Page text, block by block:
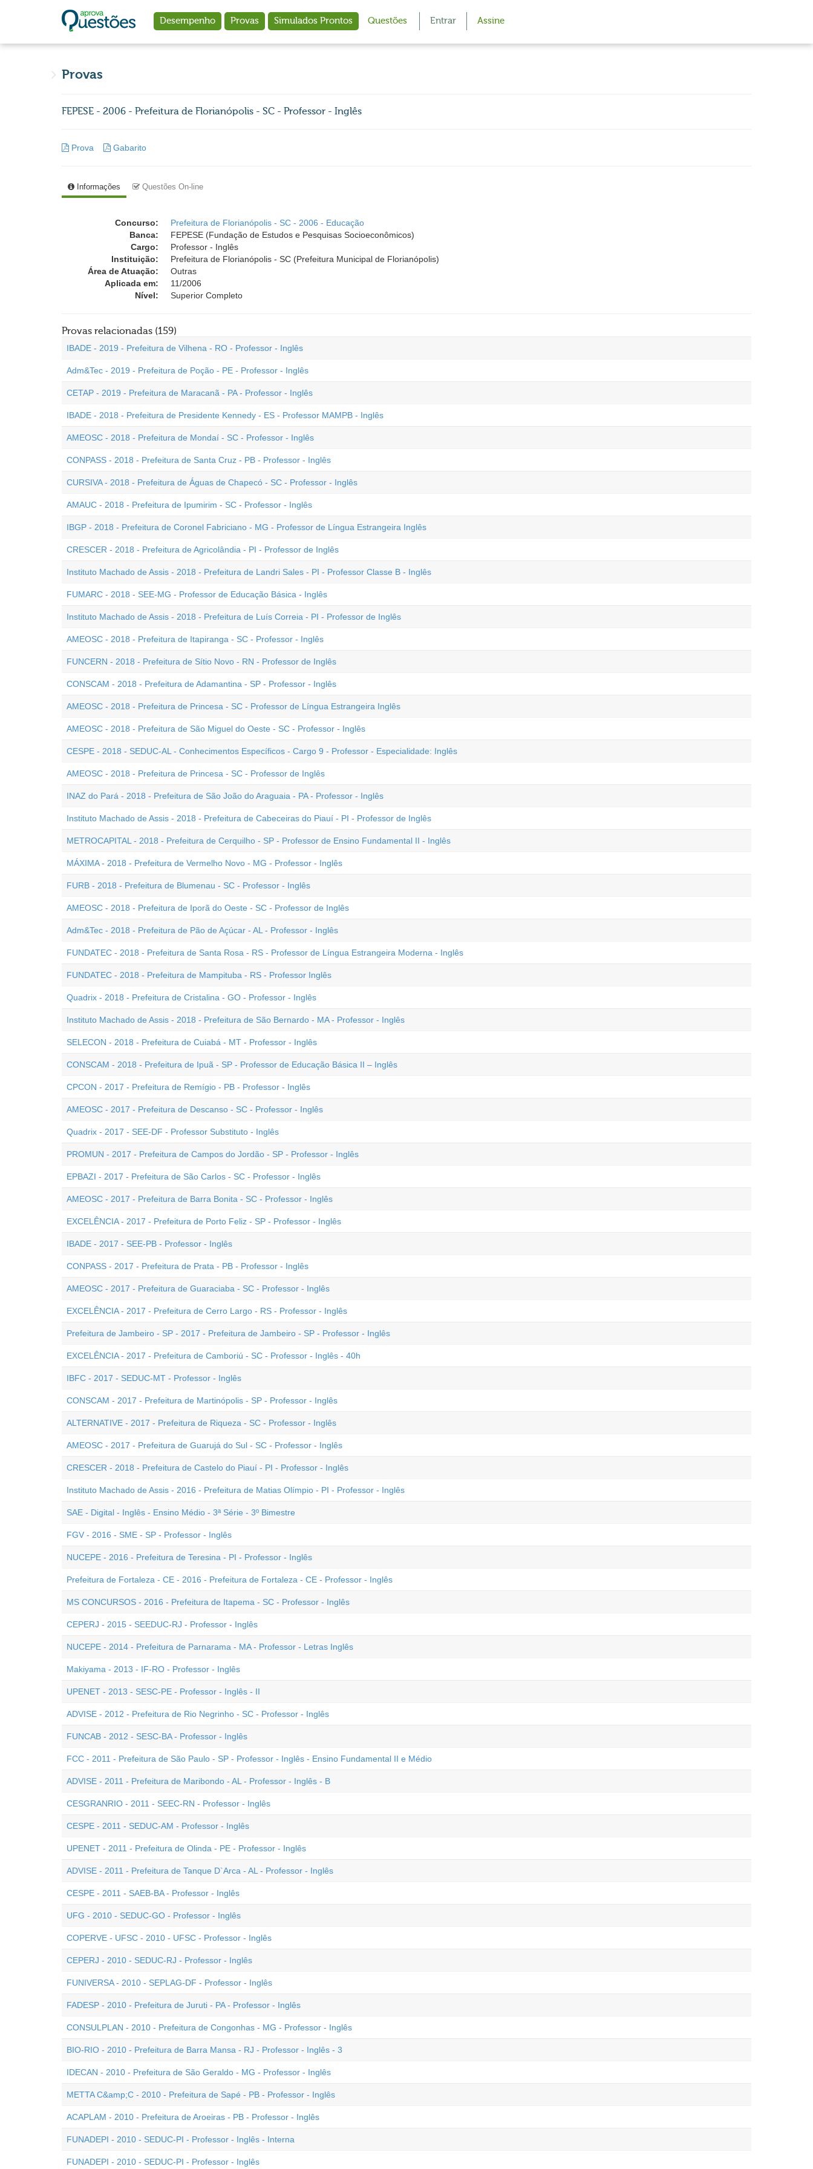
Desempenho Provas Simulados Prontos Questões Entrar Assine
Provas
FEPESE - 2006 - Prefeitura de Florianópolis - SC - Professor - Inglês
Prova Gabarito
Informações Questões On-line
Concurso:
Prefeitura de Florianópolis - SC - 2006 - Educação
Banca:
FEPESE (Fundação de Estudos e Pesquisas Socioeconômicos)
Cargo:
Professor - Inglês
Instituição:
Prefeitura de Florianópolis - SC (Prefeitura Municipal de Florianópolis)
Área de Atuação:
Outras
Aplicada em:
11/2006
Nível:
Superior Completo
Provas relacionadas (159)
IBADE - 2019 - Prefeitura de Vilhena - RO - Professor - Inglês
Adm&Tec - 2019 - Prefeitura de Poção - PE - Professor - Inglês
CETAP - 2019 - Prefeitura de Maracanã - PA - Professor - Inglês
IBADE - 2018 - Prefeitura de Presidente Kennedy - ES - Professor MAMPB - Inglês
AMEOSC - 2018 - Prefeitura de Mondaí - SC - Professor - Inglês
CONPASS - 2018 - Prefeitura de Santa Cruz - PB - Professor - Inglês
CURSIVA - 2018 - Prefeitura de Águas de Chapecó - SC - Professor - Inglês
AMAUC - 2018 - Prefeitura de Ipumirim - SC - Professor - Inglês
IBGP - 2018 - Prefeitura de Coronel Fabriciano - MG - Professor de Língua Estrangeira Inglês
CRESCER - 2018 - Prefeitura de Agricolândia - PI - Professor de Inglês
Instituto Machado de Assis - 2018 - Prefeitura de Landri Sales - PI - Professor Classe B - Inglês
FUMARC - 2018 - SEE-MG - Professor de Educação Básica - Inglês
Instituto Machado de Assis - 2018 - Prefeitura de Luís Correia - PI - Professor de Inglês
AMEOSC - 2018 - Prefeitura de Itapiranga - SC - Professor - Inglês
FUNCERN - 2018 - Prefeitura de Sítio Novo - RN - Professor de Inglês
CONSCAM - 2018 - Prefeitura de Adamantina - SP - Professor - Inglês
AMEOSC - 2018 - Prefeitura de Princesa - SC - Professor de Língua Estrangeira Inglês
AMEOSC - 2018 - Prefeitura de São Miguel do Oeste - SC - Professor - Inglês
CESPE - 2018 - SEDUC-AL - Conhecimentos Específicos - Cargo 9 - Professor - Especialidade: Inglês
AMEOSC - 2018 - Prefeitura de Princesa - SC - Professor de Inglês
INAZ do Pará - 2018 - Prefeitura de São João do Araguaia - PA - Professor - Inglês
Instituto Machado de Assis - 2018 - Prefeitura de Cabeceiras do Piauí - PI - Professor de Inglês
METROCAPITAL - 2018 - Prefeitura de Cerquilho - SP - Professor de Ensino Fundamental II - Inglês
MÁXIMA - 2018 - Prefeitura de Vermelho Novo - MG - Professor - Inglês
FURB - 2018 - Prefeitura de Blumenau - SC - Professor - Inglês
AMEOSC - 2018 - Prefeitura de Iporã do Oeste - SC - Professor de Inglês
Adm&Tec - 2018 - Prefeitura de Pão de Açúcar - AL - Professor - Inglês
FUNDATEC - 2018 - Prefeitura de Santa Rosa - RS - Professor de Língua Estrangeira Moderna - Inglês
FUNDATEC - 2018 - Prefeitura de Mampituba - RS - Professor Inglês
Quadrix - 2018 - Prefeitura de Cristalina - GO - Professor - Inglês
Instituto Machado de Assis - 2018 - Prefeitura de São Bernardo - MA - Professor - Inglês
SELECON - 2018 - Prefeitura de Cuiabá - MT - Professor - Inglês
CONSCAM - 2018 - Prefeitura de Ipuã - SP - Professor de Educação Básica II – Inglês
CPCON - 2017 - Prefeitura de Remígio - PB - Professor - Inglês
AMEOSC - 2017 - Prefeitura de Descanso - SC - Professor - Inglês
Quadrix - 2017 - SEE-DF - Professor Substituto - Inglês
PROMUN - 2017 - Prefeitura de Campos do Jordão - SP - Professor - Inglês
EPBAZI - 2017 - Prefeitura de São Carlos - SC - Professor - Inglês
AMEOSC - 2017 - Prefeitura de Barra Bonita - SC - Professor - Inglês
EXCELÊNCIA - 2017 - Prefeitura de Porto Feliz - SP - Professor - Inglês
IBADE - 2017 - SEE-PB - Professor - Inglês
CONPASS - 2017 - Prefeitura de Prata - PB - Professor - Inglês
AMEOSC - 2017 - Prefeitura de Guaraciaba - SC - Professor - Inglês
EXCELÊNCIA - 2017 - Prefeitura de Cerro Largo - RS - Professor - Inglês
Prefeitura de Jambeiro - SP - 2017 - Prefeitura de Jambeiro - SP - Professor - Inglês
EXCELÊNCIA - 2017 - Prefeitura de Camboriú - SC - Professor - Inglês - 40h
IBFC - 2017 - SEDUC-MT - Professor - Inglês
CONSCAM - 2017 - Prefeitura de Martinópolis - SP - Professor - Inglês
ALTERNATIVE - 2017 - Prefeitura de Riqueza - SC - Professor - Inglês
AMEOSC - 2017 - Prefeitura de Guarujá do Sul - SC - Professor - Inglês
CRESCER - 2018 - Prefeitura de Castelo do Piauí - PI - Professor - Inglês
Instituto Machado de Assis - 2016 - Prefeitura de Matias Olímpio - PI - Professor - Inglês
SAE - Digital - Inglês - Ensino Médio - 3ª Série - 3º Bimestre
FGV - 2016 - SME - SP - Professor - Inglês
NUCEPE - 2016 - Prefeitura de Teresina - PI - Professor - Inglês
Prefeitura de Fortaleza - CE - 2016 - Prefeitura de Fortaleza - CE - Professor - Inglês
MS CONCURSOS - 2016 - Prefeitura de Itapema - SC - Professor - Inglês
CEPERJ - 2015 - SEEDUC-RJ - Professor - Inglês
NUCEPE - 2014 - Prefeitura de Parnarama - MA - Professor - Letras Inglês
Makiyama - 2013 - IF-RO - Professor - Inglês
UPENET - 2013 - SESC-PE - Professor - Inglês - II
ADVISE - 2012 - Prefeitura de Rio Negrinho - SC - Professor - Inglês
FUNCAB - 2012 - SESC-BA - Professor - Inglês
FCC - 2011 - Prefeitura de São Paulo - SP - Professor - Inglês - Ensino Fundamental II e Médio
ADVISE - 2011 - Prefeitura de Maribondo - AL - Professor - Inglês - B
CESGRANRIO - 2011 - SEEC-RN - Professor - Inglês
CESPE - 2011 - SEDUC-AM - Professor - Inglês
UPENET - 2011 - Prefeitura de Olinda - PE - Professor - Inglês
ADVISE - 2011 - Prefeitura de Tanque D`Arca - AL - Professor - Inglês
CESPE - 2011 - SAEB-BA - Professor - Inglês
UFG - 2010 - SEDUC-GO - Professor - Inglês
COPERVE - UFSC - 2010 - UFSC - Professor - Inglês
CEPERJ - 2010 - SEDUC-RJ - Professor - Inglês
FUNIVERSA - 2010 - SEPLAG-DF - Professor - Inglês
FADESP - 2010 - Prefeitura de Juruti - PA - Professor - Inglês
CONSULPLAN - 2010 - Prefeitura de Congonhas - MG - Professor - Inglês
BIO-RIO - 2010 - Prefeitura de Barra Mansa - RJ - Professor - Inglês - 3
IDECAN - 2010 - Prefeitura de São Geraldo - MG - Professor - Inglês
METTA C&amp;C - 2010 - Prefeitura de Sapé - PB - Professor - Inglês
ACAPLAM - 2010 - Prefeitura de Aroeiras - PB - Professor - Inglês
FUNADEPI - 2010 - SEDUC-PI - Professor - Inglês - Interna
FUNADEPI - 2010 - SEDUC-PI - Professor - Inglês